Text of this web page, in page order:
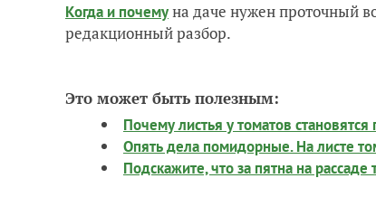
Когда и почемуна даче нужен проточный
редакционный разбор.
Это может быть полезным:
Почему листья у томатов
Опять дела помидорные. На листе
Подскажите, что за пятна на рассаде